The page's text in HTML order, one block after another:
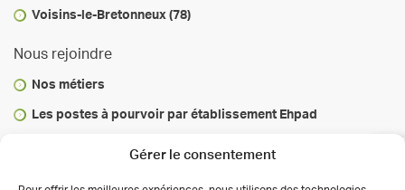
Gérer le consentement
Voisins-le-Bretonneux (78)
Nous rejoindre
Nos métiers
Les postes à pourvoir par établissement Ehpad
Infos & conseils